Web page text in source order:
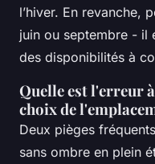
l’hiver. En revanche,
juin ou septembre - il
des disponibilités à
Quelle est l'erreur
choix de
Deux pièges
sans ombre en plein